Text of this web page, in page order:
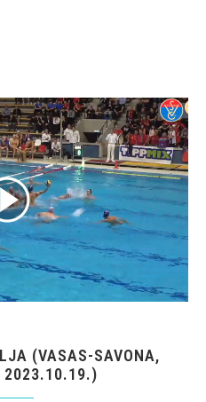
(VASAS-SAVONA,
2023.10.19.)